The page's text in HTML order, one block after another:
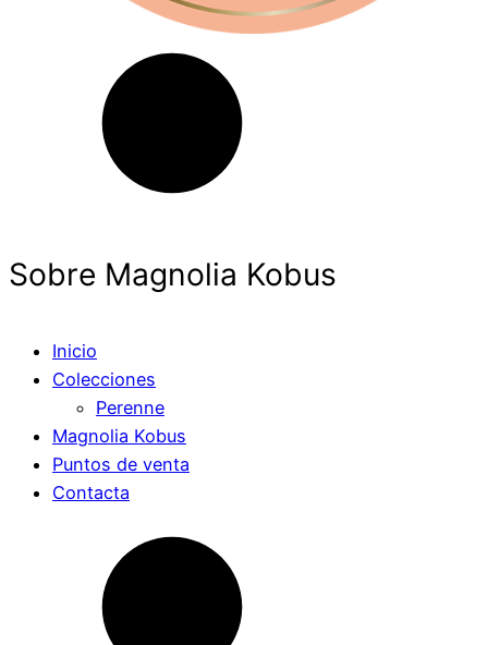
Sobre Magnolia Kobus
Inicio
Colecciones
Perenne
Magnolia Kobus
Puntos de venta
Contacta